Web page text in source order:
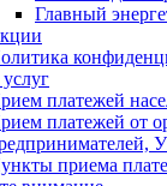
Главный
платежей
платежей от
приема